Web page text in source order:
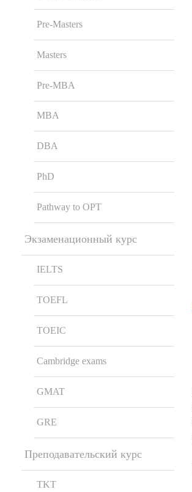
Pre-Masters
Masters
Pre-MBA
MBA
DBA
PhD
Pathway to OPT
Экзаменационный курс
IELTS
TOEFL
TOEIC
Cambridge exams
GMAT
GRE
Преподавательский курс
TKT